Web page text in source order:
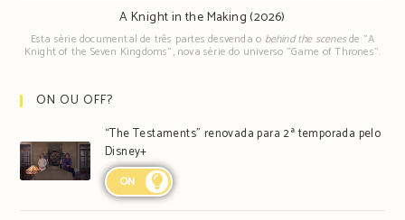
A Knight in the Making (2026)
Esta série documental de três partes desvenda o behind the scenesde "A
Knight of the Seven Kingdoms", nova série do universo "Game of Thrones".
ON OU OFF?
“The Testaments” renovada para 2ª temporada pelo
Disney+
ON